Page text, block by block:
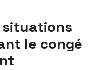
le congé